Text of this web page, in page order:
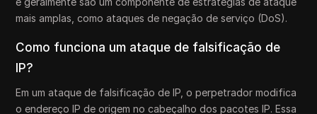
mais amplas, como ataques de negação de serviço (DoS).
Como funciona um ataque de falsificação de
IP?
Em um ataque de falsificação de IP, o perpetrador modifica
o endereço IP de origem no cabeçalho dos pacotes IP. Essa